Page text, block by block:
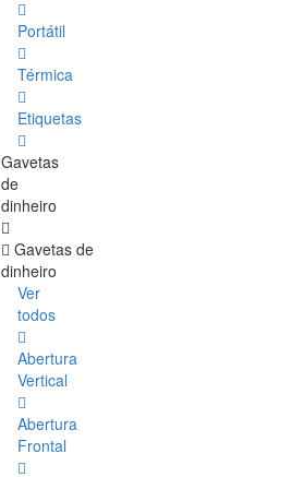
Portátil
Térmica
Etiquetas
Gavetas
de
dinheiro
Gavetas de
dinheiro
Ver
todos
Abertura
Vertical
Abertura
Frontal